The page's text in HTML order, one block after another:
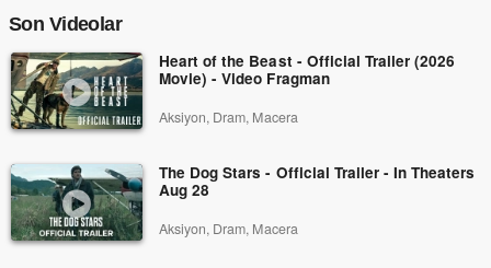
Son Videolar
Heart of the Beast - Official Trailer (2026
Movie) - Video Fragman
Aksiyon, Dram, Macera
The Dog Stars - Official Trailer - In Theaters
Aug 28
Aksiyon, Dram, Macera